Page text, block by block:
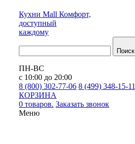
Кухни Mall Комфорт,
доступный
каждому
Поиск
ПН-ВС
с 10:00 до 20:00
8 (800) 302-77-06 8 (499) 348-15-11
КОРЗИНА
0 товаров. Заказать звонок
Меню